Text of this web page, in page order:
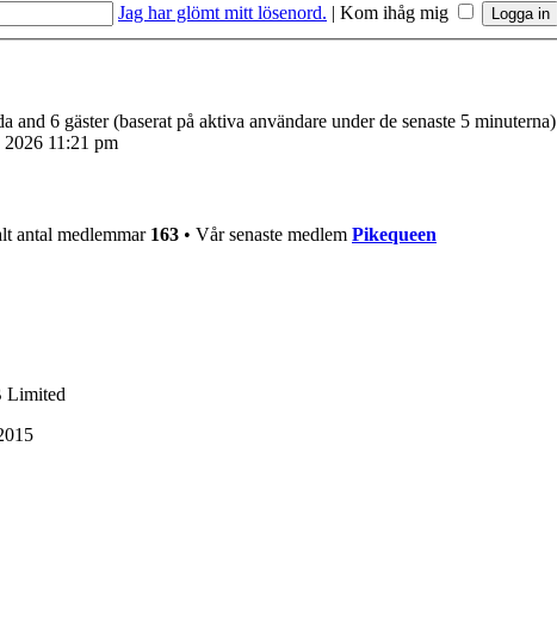
Jag har glömt mitt lösenord. | Kom ihåg mig
and 6 gäster (baserat på aktiva användare under de senaste 5 minuterna)
11:21 pm
antal medlemmar 163 • Vår senaste medlem Pikequeen
Limited